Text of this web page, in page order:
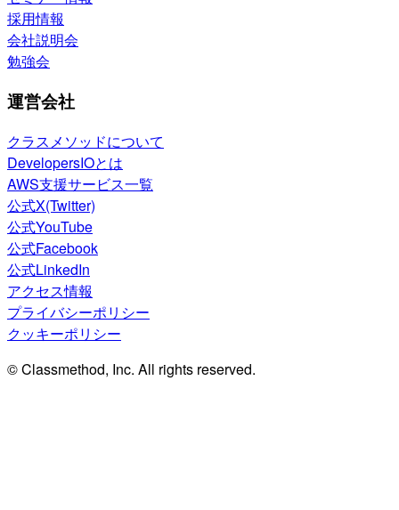
採用情報
会社説明会
勉強会
運営会社
クラスメソッドについて
DevelopersIOとは
AWS支援サービス一覧
公式X(Twitter)
公式YouTube
公式Facebook
公式LinkedIn
アクセス情報
プライバシーポリシー
クッキーポリシー
© Classmethod, Inc. All rights reserved.